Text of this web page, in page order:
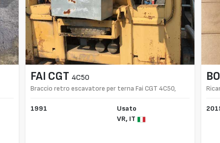
FAI CGT 4C50
Braccio retro escavatore per terna Fai CGT 4C50,
1991
Usato
VR, IT